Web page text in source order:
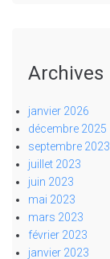
Archives
janvier 2026
décembre 2025
septembre 2023
juillet 2023
juin 2023
mai 2023
mars 2023
février 2023
janvier 2023